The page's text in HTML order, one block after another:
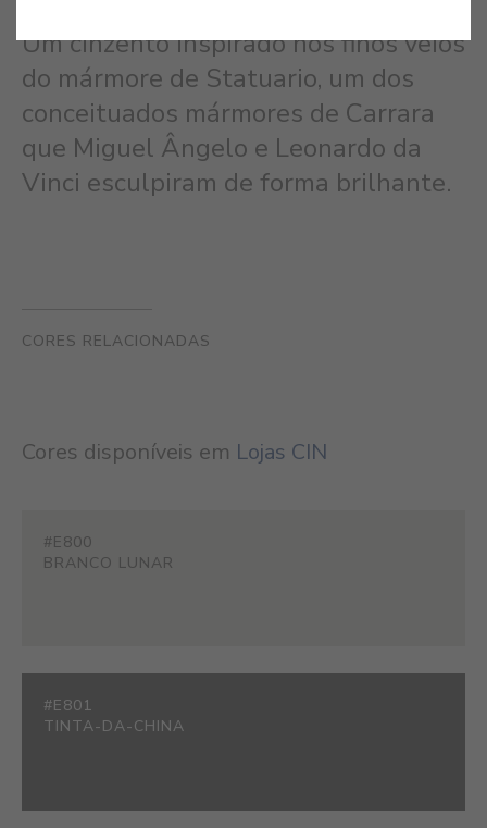
Um cinzento inspirado nos finos veios
do mármore de Statuario, um dos
conceituados mármores de Carrara
que Miguel Ângelo e Leonardo da
Vinci esculpiram de forma brilhante.
CORES RELACIONADAS
Cores disponíveis em Lojas CIN
#E800
BRANCO LUNAR
#E801
TINTA-DA-CHINA